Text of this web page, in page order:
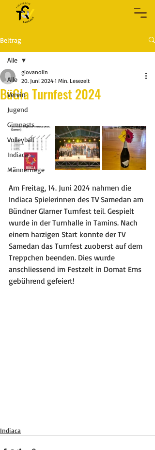
Beitrag
Alle
Verein
Jugend
Gimnasts
Volleyball
Indiaca
Männerriege
Alle
BüGla Turnfest 2024
giovanolin
20. Juni 2024 1 Min. Lesezeit
Am Freitag, 14. Juni 2024 nahmen die
Indiaca Spielerinnen des TV Samedan am
Bündner Glarner Turnfest teil. Gespielt
wurde in der Turnhalle in Tamins. Nach
einem harzigen Start konnte der TV
Samedan das Turnfest zuoberst auf dem
Treppchen beenden. Dies wurde
anschliessend im Festzelt in Domat Ems
gebührend gefeiert!
Indiaca